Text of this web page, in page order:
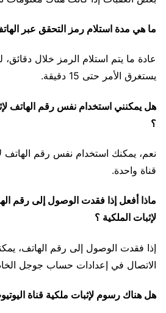
ما هي مدة استلام رمز التحقق عبر
عادة ما يتم استلام الرمز خلال
يستغرق الأمر حتى 15 دقيقة.
هل يمكنني استخدام نفس رقم الهاتف
؟
نعم، يمكنك استخدام نفس رقم الهاتف
قناة واحدة.
ماذا أفعل إذا فقدت الوصول إلى رقم
لإثبات الملكية ؟
إذا فقدت الوصول إلى رقم الهاتف،
الاتصال في إعدادات حساب جوجل
هل هناك رسوم لإثبات ملكية قناة